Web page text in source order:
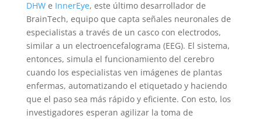
DHWe InnerEye, este último desarrollador de
BrainTech, equipo que capta señales neuronales de
especialistas a través de un casco con electrodos,
similar a un electroencefalograma (EEG). El sistema,
entonces, simula el funcionamiento del cerebro
cuando los especialistas ven imágenes de plantas
enfermas, automatizando el etiquetado y haciendo
que el paso sea más rápido y eficiente. Con esto, los
investigadores esperan agilizar la toma de